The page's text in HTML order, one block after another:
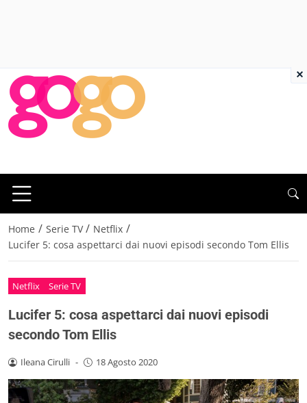
Home / Serie TV / Netflix /
Lucifer 5: cosa aspettarci dai nuovi episodi secondo Tom Ellis
Netflix Serie TV
Lucifer 5: cosa aspettarci dai nuovi episodi
secondo Tom Ellis
Ileana Cirulli - 18 Agosto 2020
×